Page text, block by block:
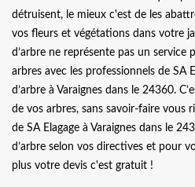
détruisent, le mieux c'est de les
vos fleurs et végétations dans votre
d’arbre ne représente pas un service
arbres avec les professionnels de SA
d’arbre à Varaignes dans le 24360.
de vos arbres, sans savoir-faire vous
de SA Elagage à Varaignes dans le
d’arbre selon vos directives et pour
plus votre devis c'est gratuit !